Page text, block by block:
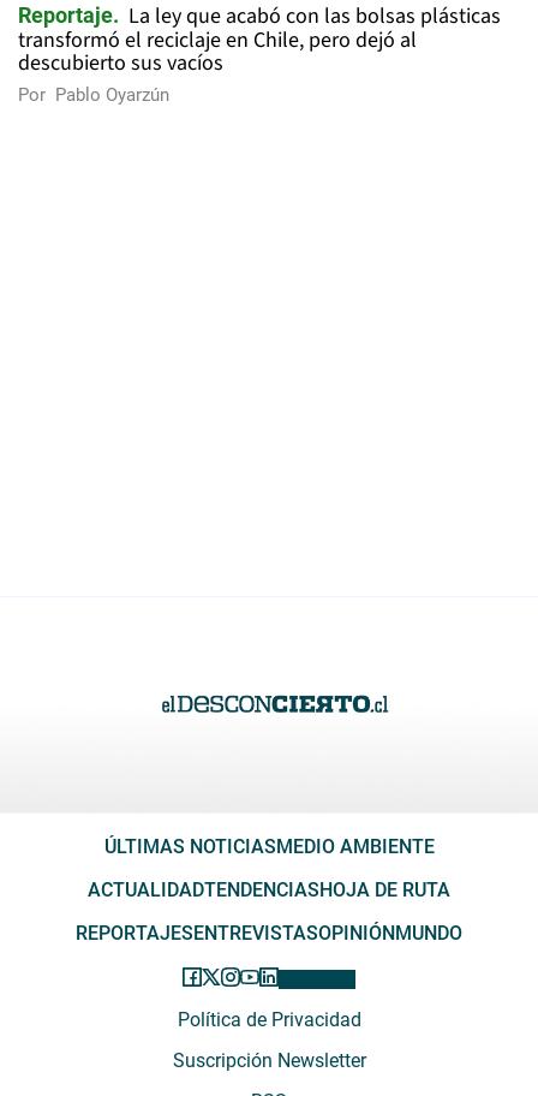
Reportaje
La ley que acabó con las bolsas plásticas
transformó el reciclaje en Chile, pero dejó al
descubierto sus vacíos
Por Pablo Oyarzún
ÚLTIMAS NOTICIASMEDIO AMBIENTE
ACTUALIDADTENDENCIASHOJA DE RUTA
REPORTAJESENTREVISTASOPINIÓNMUNDO
Política de Privacidad
Suscripción Newsletter